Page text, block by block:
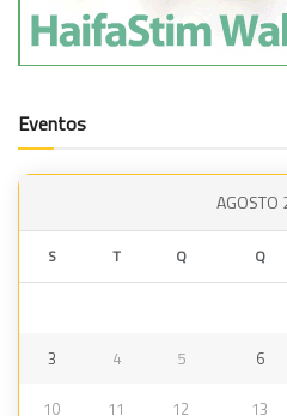
Eventos
AGOSTO
S T Q Q
3 4 5 6
10 11 12 13